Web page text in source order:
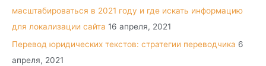
масштабироваться в 2021 году и где искать информацию
для локализации сайта 16 апреля, 2021
Перевод юридических текстов: стратегии переводчика 6
апреля, 2021